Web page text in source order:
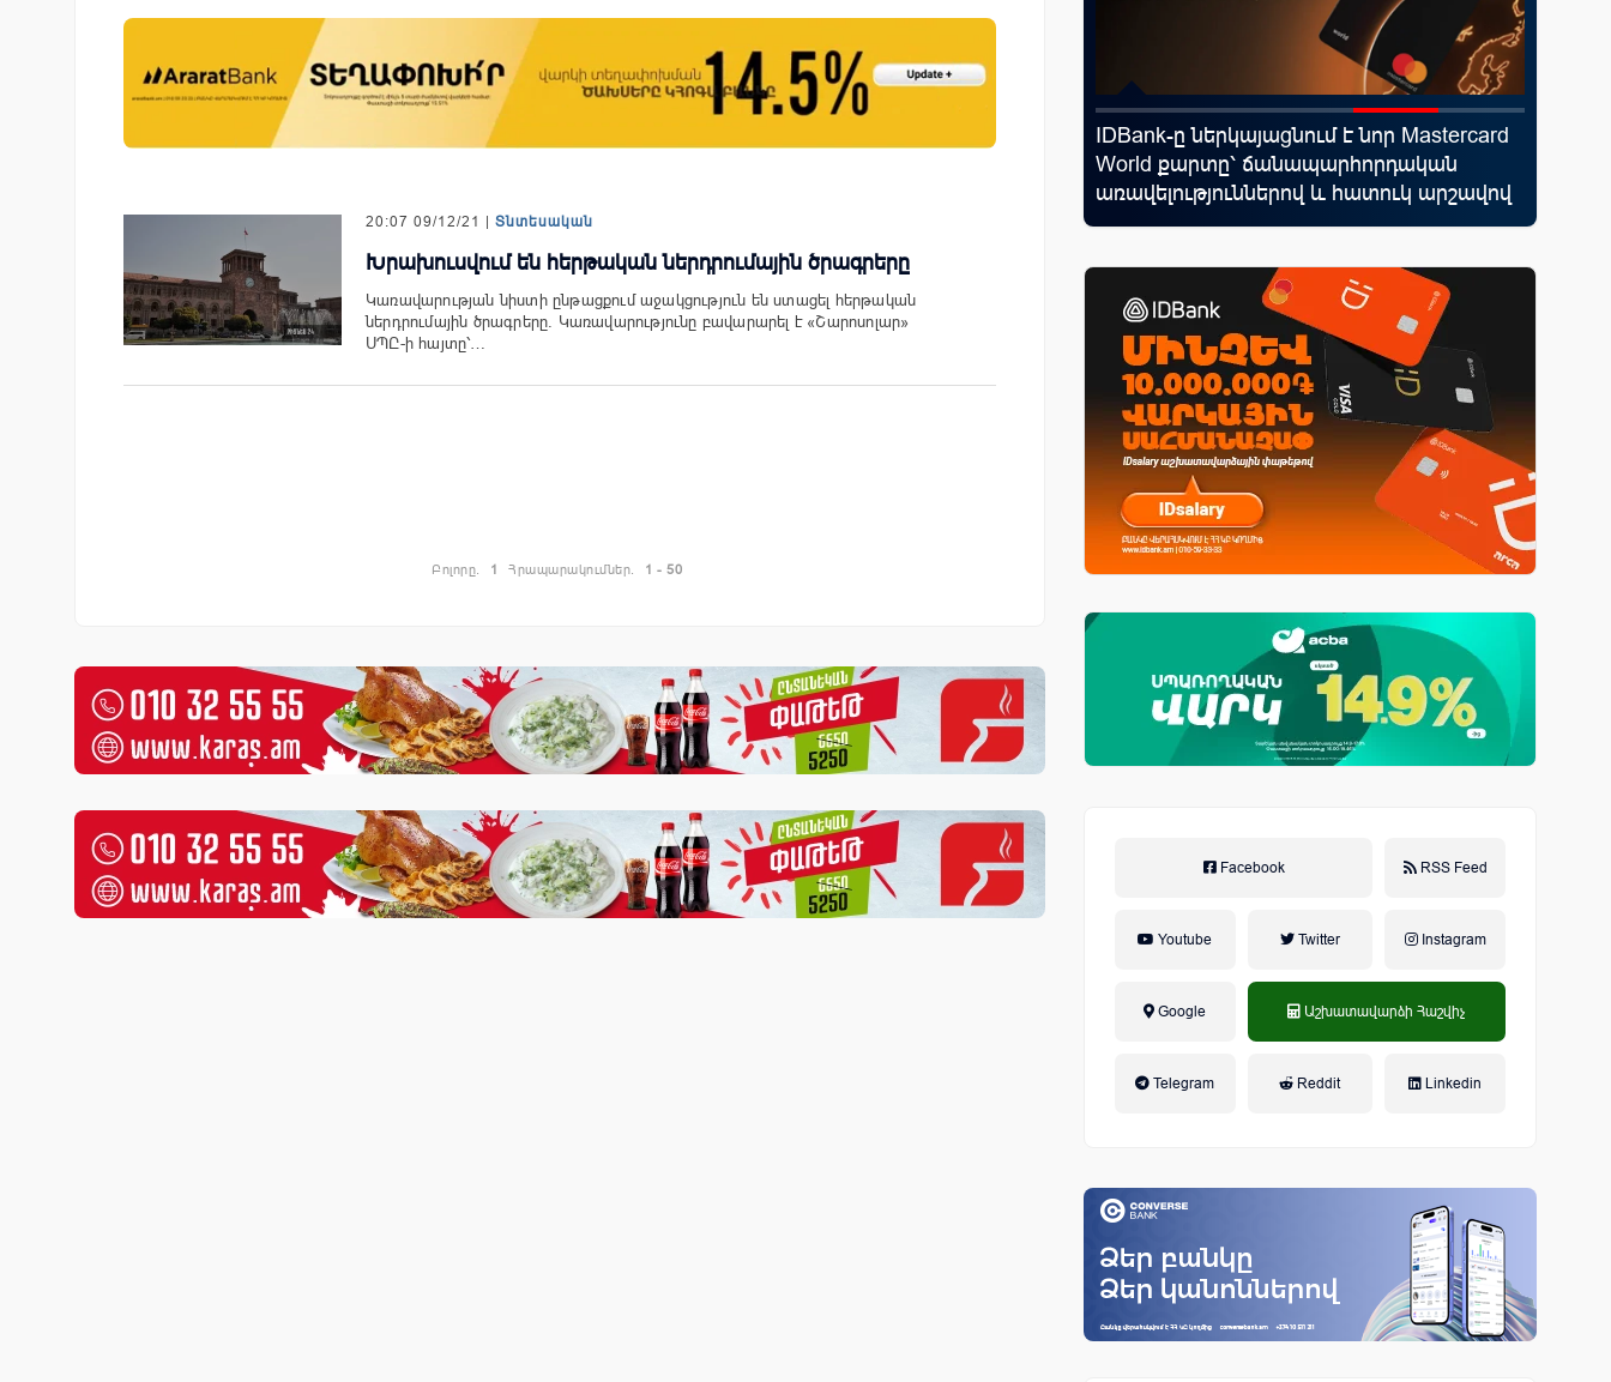
20:07 09/12/21 | Տնտեսական
Խրախուսվում են հերթական ներդրումային ծրագրերը
Կառավարության նիստի ընթացքում աջակցություն են ստացել հերթական
ներդրումային ծրագրերը. Կառավարությունը բավարարել է «Շարոսոլար»
ՍՊԸ-ի հայտը՝…
Բոլորը. 1 Հրապարակումներ. 1 - 50
են պատմության
Ֆասթ Բանկը Սևան Ստարտափ
առաջարկները
Կոնվերս Բանկը և Visa-ն ընդլայնում են
IDBank-ը ներկայացնում է նոր Mastercard
World քարտը՝ ճանապարհորդական
առավելություններով և հատուկ արշավով
Facebook RSS Feed
Youtube Twitter Instagram
Google Աշխատավարձի Հաշվիչ
Telegram Reddit Linkedin